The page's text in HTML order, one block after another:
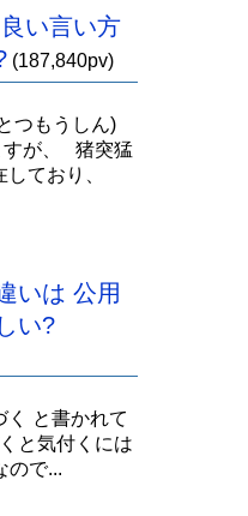
い言い方
(187,840pv)
つもうしん)
すが、 猪突猛
ており、
いは 公用
い?
く と書かれて
と気付くには
ので...